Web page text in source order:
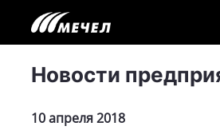
Новости
10 апреля 2018